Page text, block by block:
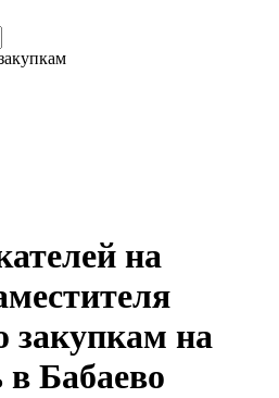
на
закупкам на
Бабаево